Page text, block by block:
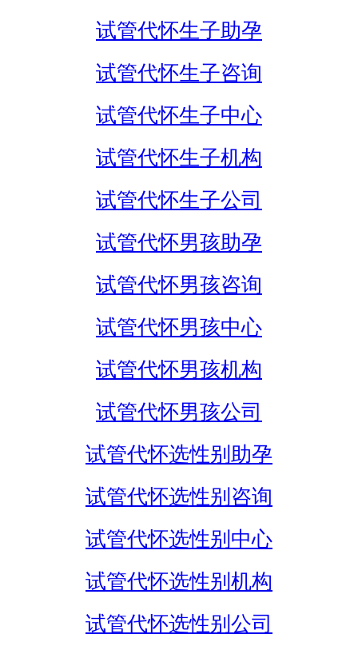
试管代怀生子助孕
试管代怀生子咨询
试管代怀生子中心
试管代怀生子机构
试管代怀生子公司
试管代怀男孩助孕
试管代怀男孩咨询
试管代怀男孩中心
试管代怀男孩机构
试管代怀男孩公司
试管代怀选性别助孕
试管代怀选性别咨询
试管代怀选性别中心
试管代怀选性别机构
试管代怀选性别公司